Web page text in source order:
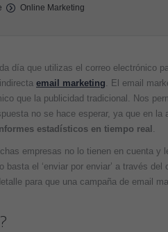
Online Marketing
día que utilizas el correo electrónico
email marketing. El email
que la publicidad tradicional. Nos
no se hace esperar, ya que en la
estadísticos en tiempo real .
empresas no lo tienen en cuenta y
el ‘enviar por enviar’ a través del
para que una campaña de email